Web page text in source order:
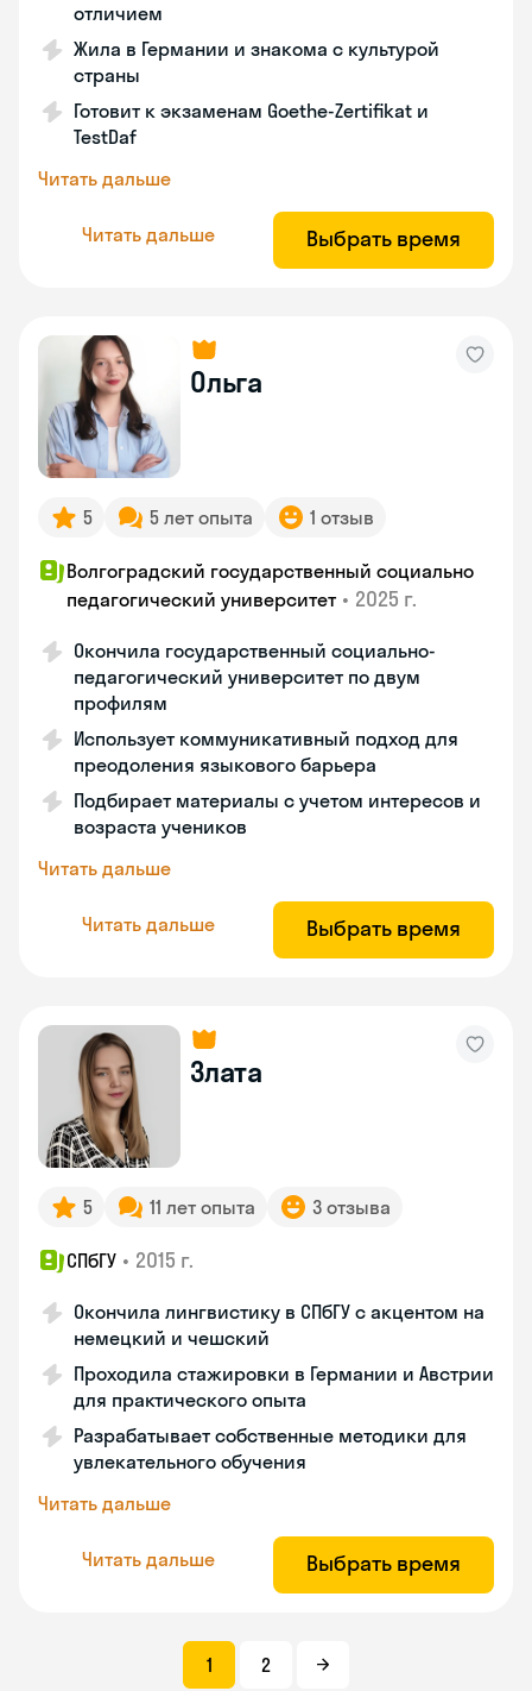
отличием
Жила в Германии и знакома с культурой
страны
Готовит к экзаменам Goethe-Zertifikat и
TestDaf
Читать дальше
Читать дальше Выбрать время
Ольга
5 5 лет опыта 1 отзыв
Волгоградский государственный социально
педагогический университет • 2025 г.
Окончила государственный социально-
педагогический университет по двум
профилям
Использует коммуникативный подход для
преодоления языкового барьера
Подбирает материалы с учетом интересов и
возраста учеников
Читать дальше
Читать дальше Выбрать время
Злата
5 11 лет опыта 3 отзыва
СПбГУ • 2015 г.
Окончила лингвистику в СПбГУ с акцентом на
немецкий и чешский
Проходила стажировки в Германии и Австрии
для практического опыта
Разрабатывает собственные методики для
увлекательного обучения
Читать дальше
Читать дальше Выбрать время
1 2